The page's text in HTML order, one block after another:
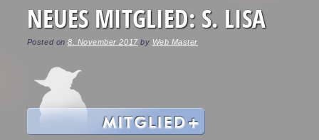
NEUES MITGLIED: S. LISA
Posted on8. November 2017 by Web Master